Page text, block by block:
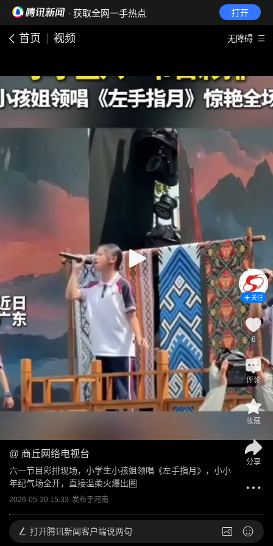
· 获取全网一手热点 打开
首页 视频 无障碍
@ 商丘网络电视台
六一节目彩排现场，小学生小孩姐领唱《左手指月》，小小
年纪气场全开，直接温柔火爆出圈
2026-05-30 15:33 发布于河南
关注
8
评论
收藏
分享
打开腾讯新闻客户端说两句